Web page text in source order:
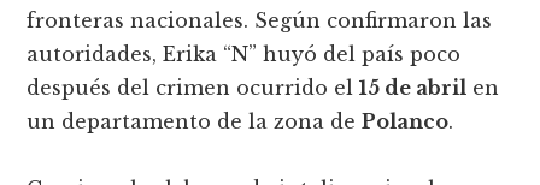
fronteras nacionales. Según confirmaron las
autoridades, Erika “N” huyó del país poco
después del crimen ocurrido el15 de abril en
un departamento de la zona dePolanco.